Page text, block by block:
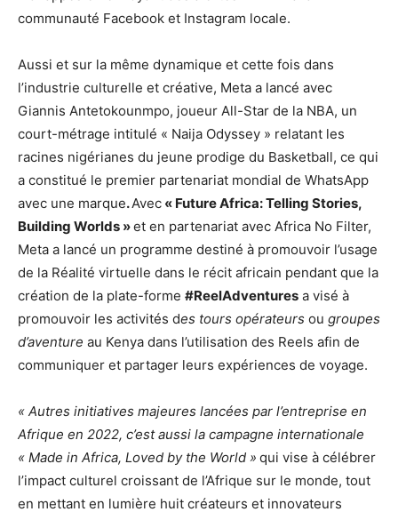
communauté Facebook et Instagram locale.
Aussi et sur la même dynamique et cette fois dans
l’industrie culturelle et créative, Meta a lancé avec
Giannis Antetokounmpo, joueur All-Star de la NBA, un
court-métrage intitulé « Naija Odyssey » relatant les
racines nigérianes du jeune prodige du Basketball, ce qui
a constitué le premier partenariat mondial de WhatsApp
avec une marque.Avec « Future Africa: Telling Stories,
Building Worlds »et en partenariat avec Africa No Filter,
Meta a lancé un programme destiné à promouvoir l’usage
de la Réalité virtuelle dans le récit africain pendant que la
création de la plate-forme #ReelAdventures a visé à
promouvoir les activités des tours opérateurs ou groupes
d’aventure au Kenya dans l’utilisation des Reels afin de
communiquer et partager leurs expériences de voyage.
« Autres initiatives majeures lancées par l’entreprise en
Afrique en 2022, c’est aussi la campagne internationale
« Made in Africa, Loved by the World » qui vise à célébrer
l’impact culturel croissant de l’Afrique sur le monde, tout
en mettant en lumière huit créateurs et innovateurs